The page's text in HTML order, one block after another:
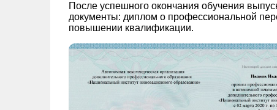
После успешного окончания обучения
документы: диплом о профессиональной
повышении квалификации.